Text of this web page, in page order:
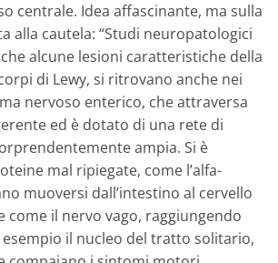
centrale. Idea affascinante, ma sulla
alla cautela: “Studi neuropatologici
alcune lesioni caratteristiche della
di Lewy, si ritrovano anche nei
nervoso enterico, che attraversa
ed è dotato di una rete di
ampia. Si è
mal ripiegate, come l’alfa-
muoversi dall’intestino al cervello
come il nervo vago, raggiungendo
il nucleo del tratto solitario,